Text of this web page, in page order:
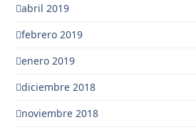
abril 2019
febrero 2019
enero 2019
diciembre 2018
noviembre 2018